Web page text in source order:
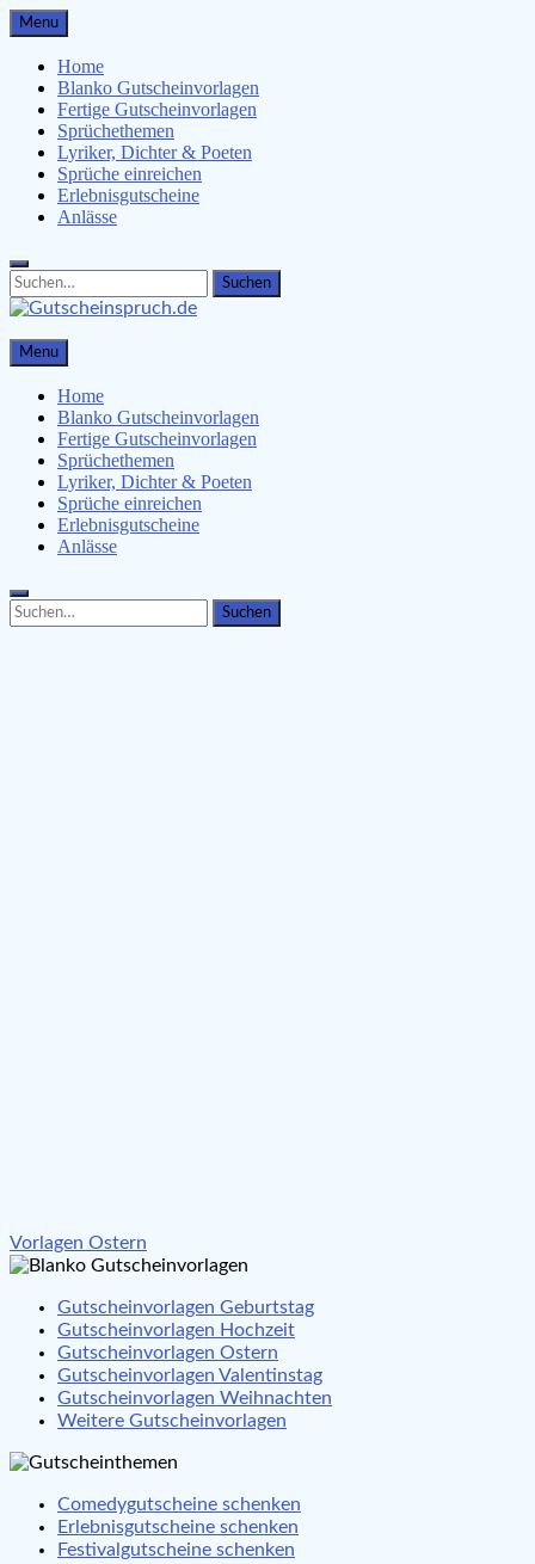
Skip
to
content
Menu
Home
Blanko Gutscheinvorlagen
Fertige Gutscheinvorlagen
Sprüchethemen
Lyriker, Dichter & Poeten
Sprüche einreichen
Erlebnisgutscheine
Anlässe
Search
for:
Search
Gutscheinspruch.de
Gutscheinsprüche & Gutscheinvorlagen finden
Menu
Home
Blanko Gutscheinvorlagen
Fertige Gutscheinvorlagen
Sprüchethemen
Lyriker, Dichter & Poeten
Sprüche einreichen
Erlebnisgutscheine
Anlässe
Search
for:
Search
Beitragsnavigation
Vorlagen Ostern
Gutscheinvorlagen Geburtstag
Gutscheinvorlagen Hochzeit
Gutscheinvorlagen Ostern
Gutscheinvorlagen Valentinstag
Gutscheinvorlagen Weihnachten
Weitere Gutscheinvorlagen
Comedygutscheine schenken
Erlebnisgutscheine schenken
Festivalgutscheine schenken